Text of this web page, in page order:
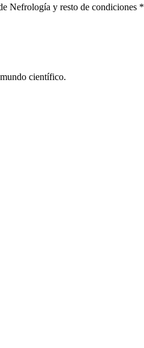
Nefrología y resto de condiciones *
científico.